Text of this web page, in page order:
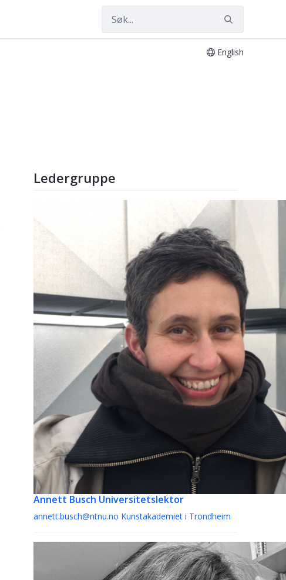
English
Ledergruppe
Annett Busch Universitetslektor
annett.busch@ntnu.no Kunstakademiet i Trondheim